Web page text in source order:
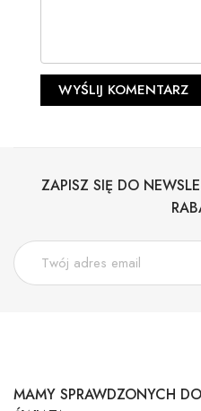
ZAPISZ SIĘ DO
MAMY SPRAWDZONYCH